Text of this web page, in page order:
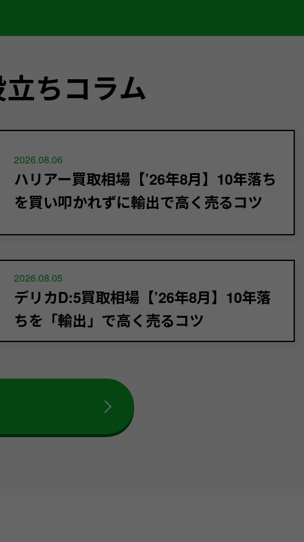
ちコラム
2026.08.06
ハリアー買取相場【’26年8月】10年落ち
を買い叩かれずに輸出で高く売るコツ
2026.08.05
デリカD:5買取相場【’26年8月】10年落
ちを「輸出」で高く売るコツ